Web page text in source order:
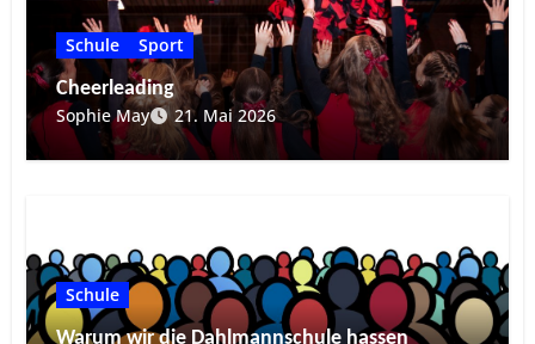
Schule
Sport
Cheerleading
Sophie May
21. Mai 2026
Schule
Warum wir die Dahlmannschule hassen